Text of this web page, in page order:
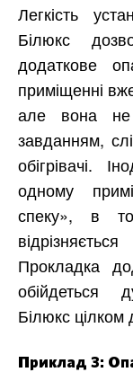
Легкість
Білюкс
додаткове
приміщенні
але вона не
завданням,
обігрівачі.
одному
спеку», в
Прокладка
обійдеться
Білюкс цілком
Приклад 3: